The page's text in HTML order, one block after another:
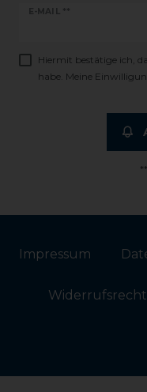
E-MAIL **
Newsletter
Hiermit bestätige ich,
habe. Meine
Impressum
Widerrufs­recht